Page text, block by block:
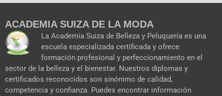
e
o
o
k
t
b
e
t
g
r
a
m
w
t
t
e
r
ACADEMIA SUIZA DE LA MODA
La Academia Suiza de Belleza y Peluquería es una
escuela especializada certificada y ofrece
formación profesional y perfeccionamiento en el
sector de la belleza y el bienestar. Nuestros diplomas y
certificados reconocidos son sinónimo de calidad,
competencia y confianza. Puedes encontrar información